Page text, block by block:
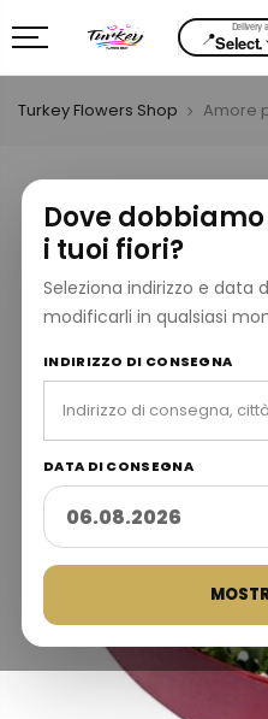
📍Select.
Dove
i tuoi fiori?
Seleziona indirizzo e data
modificarli in qualsiasi
INDIRIZZO DI CONSEGNA
DATA DI CONSEGNA
Turkey Flowers Shop Amore